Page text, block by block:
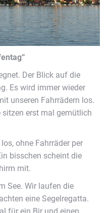
Der Blick auf die
Es wird immer wieder
unseren Fahrrädern los.
erst mal gemütlich
ohne Fahrräder per
bisschen scheint die
mit.
See. Wir laufen die
eine Segelregatta.